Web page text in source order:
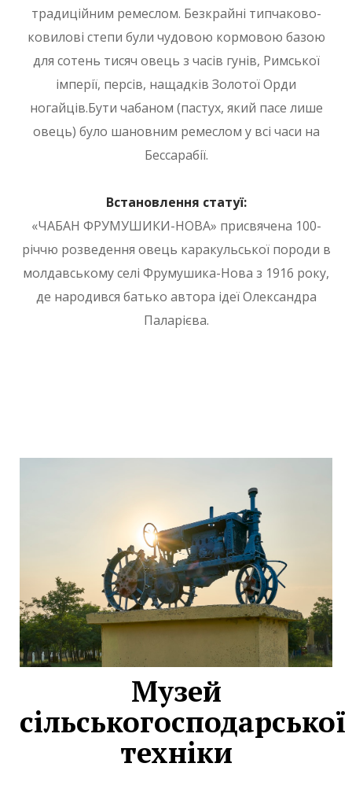
традиційним ремеслом. Безкрайні типчаково-
ковилові степи були чудовою кормовою базою
для сотень тисяч овець з часів гунів, Римської
імперії, персів, нащадків Золотої Орди
ногайців.Бути чабаном (пастух, який пасе лише
овець) було шановним ремеслом у всі часи на
Бессарабії.
Встановлення статуї:
«ЧАБАН ФРУМУШИКИ-НОВА» присвячена 100-
річчю розведення овець каракульської породи в
молдавському селі Фрумушика-Нова з 1916 року,
де народився батько автора ідеї Олександра
Паларієва.
Музей
сільськогосподарської
техніки